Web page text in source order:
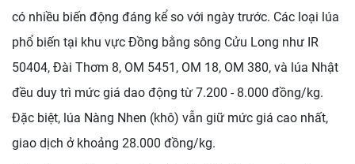
có nhiều biến động đáng kể so với ngày trước. Các loại lúa
phổ biến tại khu vực Đồng bằng sông Cửu Long như IR
50404, Đài Thơm 8, OM 5451, OM 18, OM 380, và lúa Nhật
đều duy trì mức giá dao động từ 7.200 - 8.000 đồng/kg.
Đặc biệt, lúa Nàng Nhen (khô) vẫn giữ mức giá cao nhất,
giao dịch ở khoảng 28.000 đồng/kg.